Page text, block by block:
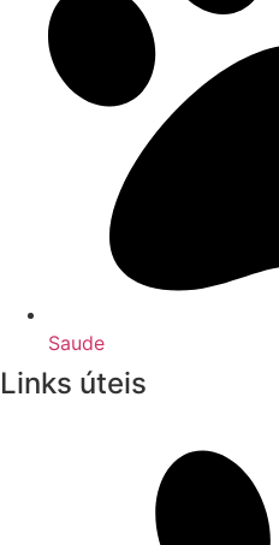
Saude
Links úteis